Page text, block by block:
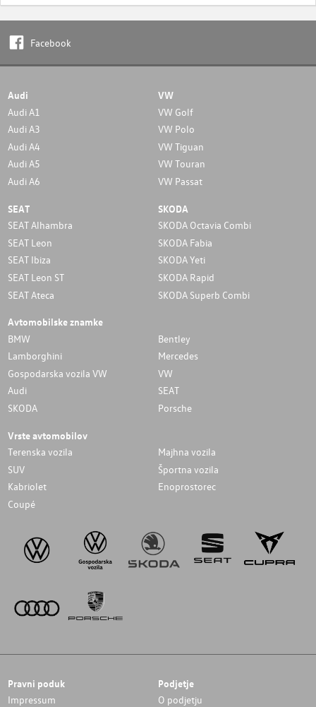
Facebook
Audi
Audi A1
Audi A3
Audi A4
Audi A5
Audi A6
VW
VW Golf
VW Polo
VW Tiguan
VW Touran
VW Passat
SEAT
SEAT Alhambra
SEAT Leon
SEAT Ibiza
SEAT Leon ST
SEAT Ateca
SKODA
SKODA Octavia Combi
SKODA Fabia
SKODA Yeti
SKODA Rapid
SKODA Superb Combi
Avtomobilske znamke
BMW
Bentley
Lamborghini
Mercedes
Gospodarska vozila VW
VW
Audi
SEAT
SKODA
Porsche
Vrste avtomobilov
Terenska vozila
Majhna vozila
SUV
Športna vozila
Kabriolet
Enoprostorec
Coupé
Pravni poduk
Impressum
Podjetje
O podjetju